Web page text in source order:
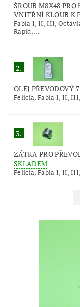
ŠROUB M8X48
VNITŘNÍ KLOUB K
Fabia I, II, III,
Rapid,...
2.
OLEJ PŘEVODOVÝ
Felicia, Fabia I, II,
3.
ZÁTKA PRO
SKLADEM
Felicia, Fabia I, II,